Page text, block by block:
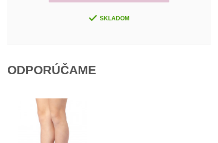
SKLADOM
ODPORÚČAME